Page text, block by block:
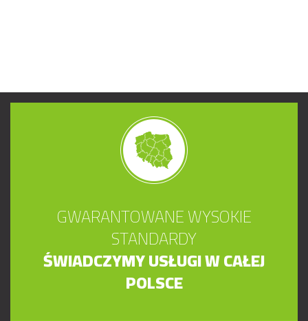
GWARANTOWANE WYSOKIE
STANDARDY
ŚWIADCZYMY USŁUGI W CAŁEJ
POLSCE